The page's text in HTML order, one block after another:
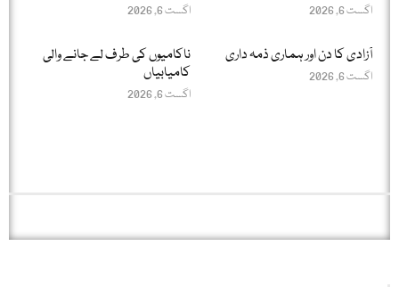
اگست 6, 2026 اگست 6, 2026
آزادی کا دن اور ہماری ذمہ داری
اگست 6, 2026
ناکامیوں کی طرف لے جانے والی
کامیابیاں
اگست 6, 2026